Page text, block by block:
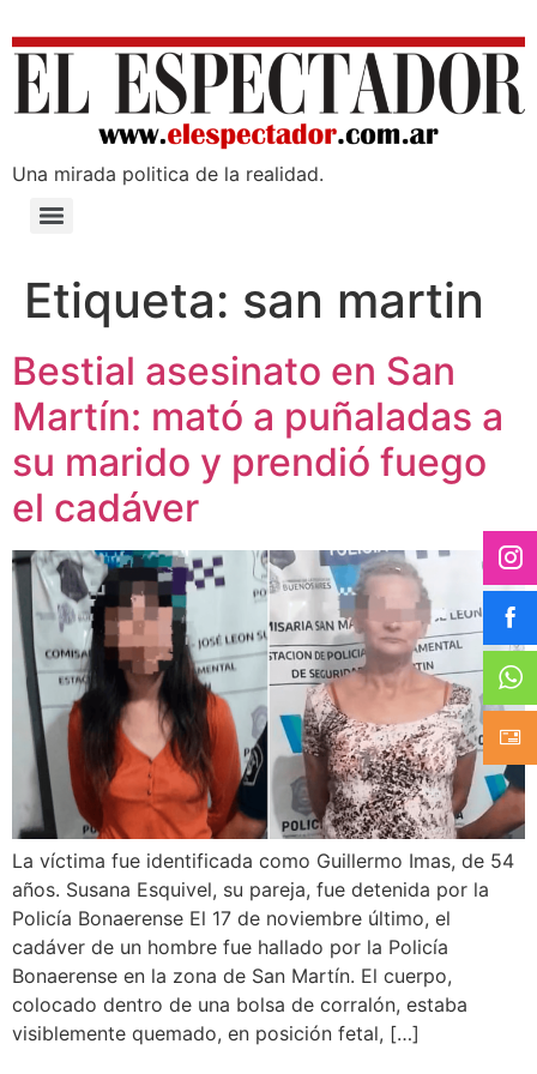
Una mirada poli­tica de la realidad.
Etiqueta: san martin
Bestial asesinato en San
Martín: mató a puñaladas a
su marido y prendió fuego
el cadáver
La víctima fue identificada como Guillermo Imas, de 54
años. Susana Esquivel, su pareja, fue detenida por la
Policía Bonaerense El 17 de noviembre último, el
cadáver de un hombre fue hallado por la Policía
Bonaerense en la zona de San Martín. El cuerpo,
colocado dentro de una bolsa de corralón, estaba
visiblemente quemado, en posición fetal, […]